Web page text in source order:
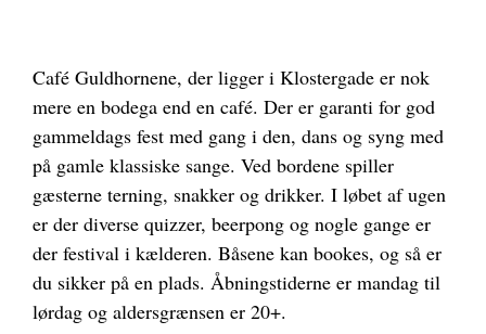
Café Guldhornene, der ligger i Klostergade er nok
mere en bodega end en café. Der er garanti for god
gammeldags fest med gang i den, dans og syng med
på gamle klassiske sange. Ved bordene spiller
gæsterne terning, snakker og drikker. I løbet af ugen
er der diverse quizzer, beerpong og nogle gange er
der festival i kælderen. Båsene kan bookes, og så er
du sikker på en plads. Åbningstiderne er mandag til
lørdag og aldersgrænsen er 20+.